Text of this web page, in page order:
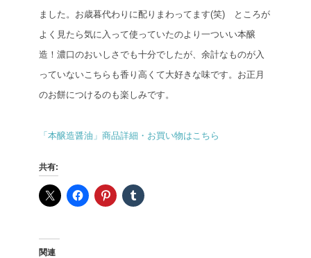
ました。お歳暮代わりに配りまわってます(笑) ところが
よく見たら気に入って使っていたのより一ついい本醸
造！濃口のおいしさでも十分でしたが、余計なものが入
っていないこちらも香り高くて大好きな味です。お正月
のお餅につけるのも楽しみです。
「本醸造醤油」商品詳細・お買い物はこちら
共有:
関連